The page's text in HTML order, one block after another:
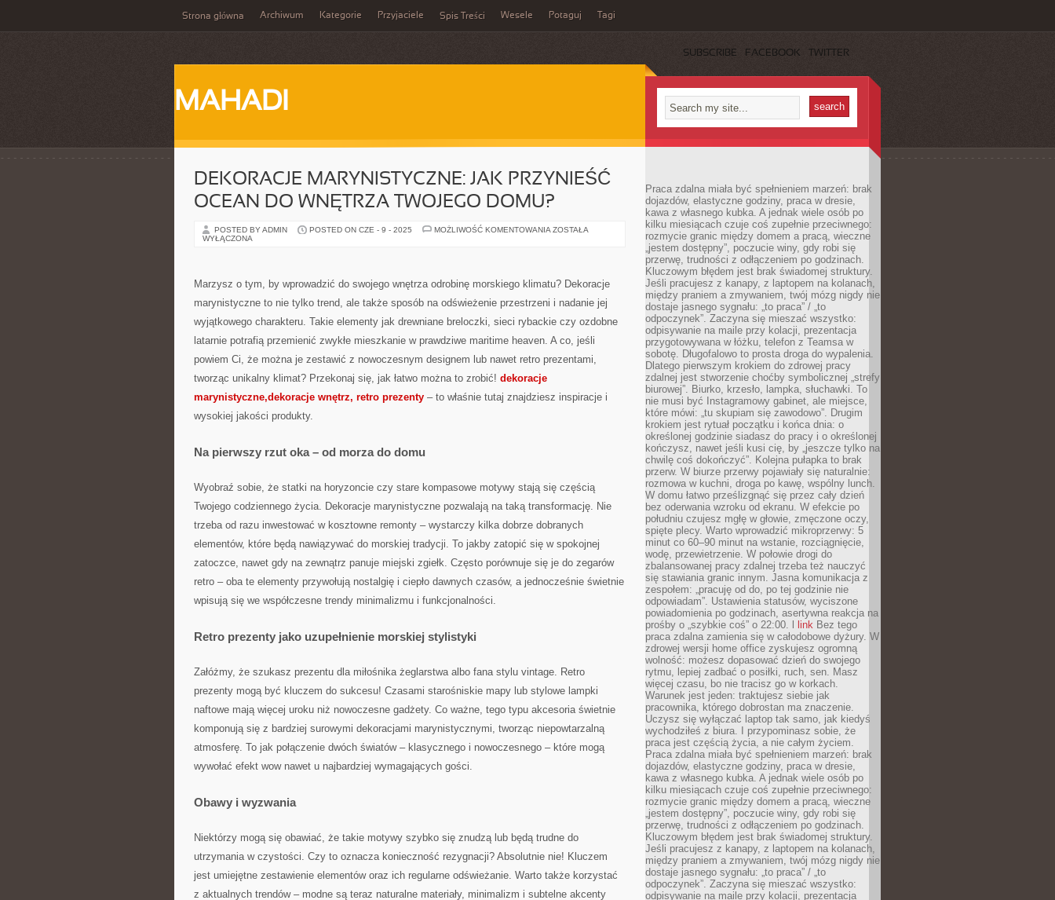
Strona główna Archiwum Kategorie Przyjaciele Spis Treści Wesele Potaguj Tagi
SUBSCRIBE FACEBOOK TWITTER
MAHADI
DEKORACJE MARYNISTYCZNE: JAK PRZYNIEŚĆ
OCEAN DO WNĘTRZA TWOJEGO DOMU?
POSTED BY ADMIN POSTED ON CZE - 9 - 2025 MOŻLIWOŚĆ KOMENTOWANIA DEKORACJE
WNĘTRZA
TWOJEGO
DOMU?
ZOSTAŁA
WYŁĄCZONA
Marzysz o tym, by wprowadzić do swojego wnętrza odrobinę morskiego klimatu? Dekoracje
marynistyczne to nie tylko trend, ale także sposób na odświeżenie przestrzeni i nadanie jej
wyjątkowego charakteru. Takie elementy jak drewniane breloczki, sieci rybackie czy ozdobne
latarnie potrafią przemienić zwykłe mieszkanie w prawdziwe maritime heaven. A co, jeśli
powiem Ci, że można je zestawić z nowoczesnym designem lub nawet retro prezentami,
tworząc unikalny klimat? Przekonaj się, jak łatwo można to zrobić! dekoracje
marynistyczne,dekoracje wnętrz, retro prezenty – to właśnie tutaj znajdziesz inspiracje i
wysokiej jakości produkty.
Na pierwszy rzut oka – od morza do domu
Wyobraź sobie, że statki na horyzoncie czy stare kompasowe motywy stają się częścią
Twojego codziennego życia. Dekoracje marynistyczne pozwalają na taką transformację. Nie
trzeba od razu inwestować w kosztowne remonty – wystarczy kilka dobrze dobranych
elementów, które będą nawiązywać do morskiej tradycji. To jakby zatopić się w spokojnej
zatoczce, nawet gdy na zewnątrz panuje miejski zgiełk. Często porównuje się je do zegarów
retro – oba te elementy przywołują nostalgię i ciepło dawnych czasów, a jednocześnie świetnie
wpisują się we współczesne trendy minimalizmu i funkcjonalności.
Retro prezenty jako uzupełnienie morskiej stylistyki
Załóżmy, że szukasz prezentu dla miłośnika żeglarstwa albo fana stylu vintage. Retro
prezenty mogą być kluczem do sukcesu! Czasami starośniskie mapy lub stylowe lampki
naftowe mają więcej uroku niż nowoczesne gadżety. Co ważne, tego typu akcesoria świetnie
komponują się z bardziej surowymi dekoracjami marynistycznymi, tworząc niepowtarzalną
atmosferę. To jak połączenie dwóch światów – klasycznego i nowoczesnego – które mogą
wywołać efekt wow nawet u najbardziej wymagających gości.
Obawy i wyzwania
Niektórzy mogą się obawiać, że takie motywy szybko się znudzą lub będą trudne do
utrzymania w czystości. Czy to oznacza konieczność rezygnacji? Absolutnie nie! Kluczem
jest umiejętne zestawienie elementów oraz ich regularne odświeżanie. Warto także korzystać
z aktualnych trendów – modne są teraz naturalne materiały, minimalizm i subtelne akcenty
Praca zdalna miała być spełnieniem marzeń: brak
dojazdów, elastyczne godziny, praca w dresie,
kawa z własnego kubka. A jednak wiele osób po
kilku miesiącach czuje coś zupełnie przeciwnego:
rozmycie granic między domem a pracą, wieczne
„jestem dostępny”, poczucie winy, gdy robi się
przerwę, trudności z odłączeniem po godzinach.
Kluczowym błędem jest brak świadomej struktury.
Jeśli pracujesz z kanapy, z laptopem na kolanach,
między praniem a zmywaniem, twój mózg nigdy nie
dostaje jasnego sygnału: „to praca” / „to
odpoczynek”. Zaczyna się mieszać wszystko:
odpisywanie na maile przy kolacji, prezentacja
przygotowywana w łóżku, telefon z Teamsa w
sobotę. Długofalowo to prosta droga do wypalenia.
Dlatego pierwszym krokiem do zdrowej pracy
zdalnej jest stworzenie choćby symbolicznej „strefy
biurowej”. Biurko, krzesło, lampka, słuchawki. To
nie musi być Instagramowy gabinet, ale miejsce,
które mówi: „tu skupiam się zawodowo”. Drugim
krokiem jest rytuał początku i końca dnia: o
określonej godzinie siadasz do pracy i o określonej
kończysz, nawet jeśli kusi cię, by „jeszcze tylko na
chwilę coś dokończyć”. Kolejna pułapka to brak
przerw. W biurze przerwy pojawiały się naturalnie:
rozmowa w kuchni, droga po kawę, wspólny lunch.
W domu łatwo prześlizgnąć się przez cały dzień
bez oderwania wzroku od ekranu. W efekcie po
południu czujesz mgłę w głowie, zmęczone oczy,
spięte plecy. Warto wprowadzić mikroprzerwy: 5
minut co 60–90 minut na wstanie, rozciągnięcie,
wodę, przewietrzenie. W połowie drogi do
zbalansowanej pracy zdalnej trzeba też nauczyć
się stawiania granic innym. Jasna komunikacja z
zespołem: „pracuję od do, po tej godzinie nie
odpowiadam”. Ustawienia statusów, wyciszone
powiadomienia po godzinach, asertywna reakcja na
prośby o „szybkie coś” o 22:00. l
link Bez tego
praca zdalna zamienia się w całodobowe dyżury. W
zdrowej wersji home office zyskujesz ogromną
wolność: możesz dopasować dzień do swojego
rytmu, lepiej zadbać o posiłki, ruch, sen. Masz
więcej czasu, bo nie tracisz go w korkach.
Warunek jest jeden: traktujesz siebie jak
pracownika, którego dobrostan ma znaczenie.
Uczysz się wyłączać laptop tak samo, jak kiedyś
wychodziłeś z biura. I przypominasz sobie, że
praca jest częścią życia, a nie całym życiem.
Praca zdalna miała być spełnieniem marzeń: brak
dojazdów, elastyczne godziny, praca w dresie,
kawa z własnego kubka. A jednak wiele osób po
kilku miesiącach czuje coś zupełnie przeciwnego:
rozmycie granic między domem a pracą, wieczne
„jestem dostępny”, poczucie winy, gdy robi się
przerwę, trudności z odłączeniem po godzinach.
Kluczowym błędem jest brak świadomej struktury.
Jeśli pracujesz z kanapy, z laptopem na kolanach,
między praniem a zmywaniem, twój mózg nigdy nie
dostaje jasnego sygnału: „to praca” / „to
odpoczynek”. Zaczyna się mieszać wszystko:
odpisywanie na maile przy kolacji, prezentacja